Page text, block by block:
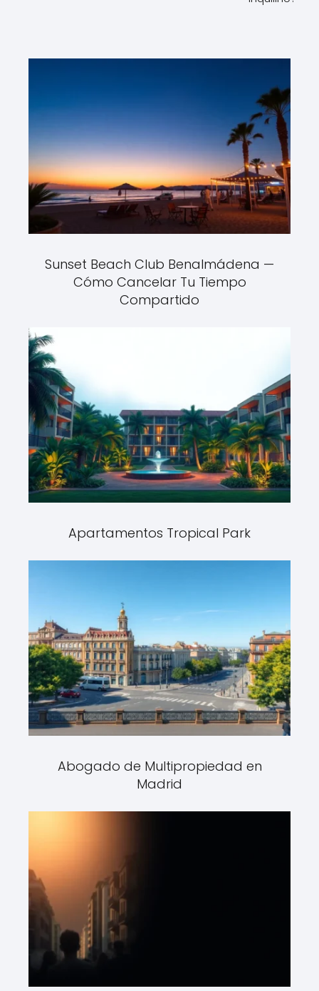
Sunset Beach Club Benalmádena —
Cómo Cancelar Tu Tiempo
Compartido
Apartamentos Tropical Park
Abogado de Multipropiedad en
Madrid